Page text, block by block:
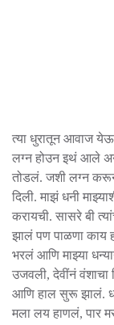
त्या धुरातून आवाज येऊ
लग्न होउन इथं आले अन
तोडलं. जशी लग्न करून
दिली. माझं धनी
करायची. सासरे बी
झालं पण पाळणा काय
भरलं आणि माझ्या
उजवली, देवींनं वंशाचा
आणि हाल सुरू झालं.
मला लय हाणलं, पार